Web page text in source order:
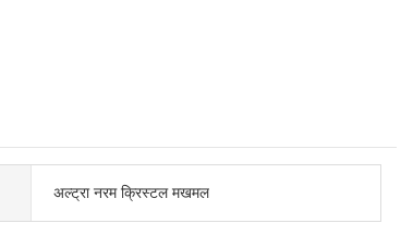
अल्ट्रा नरम क्रिस्टल मखमल